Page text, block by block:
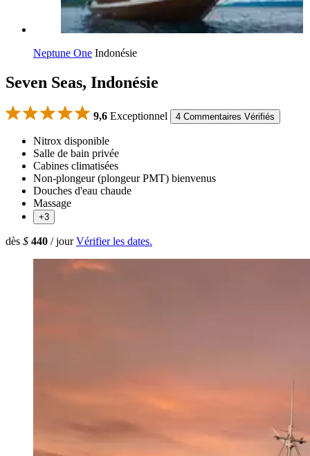
Neptune One Indonésie
Seven Seas, Indonésie
9,6 Exceptionnel 4 Commentaires Vérifiés
Nitrox disponible
Salle de bain privée
Cabines climatisées
Non-plongeur (plongeur PMT) bienvenus
Douches d'eau chaude
Massage
+3
dès $ 440 / jour Vérifier les dates.